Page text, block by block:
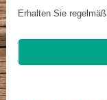
Erhalten Sie